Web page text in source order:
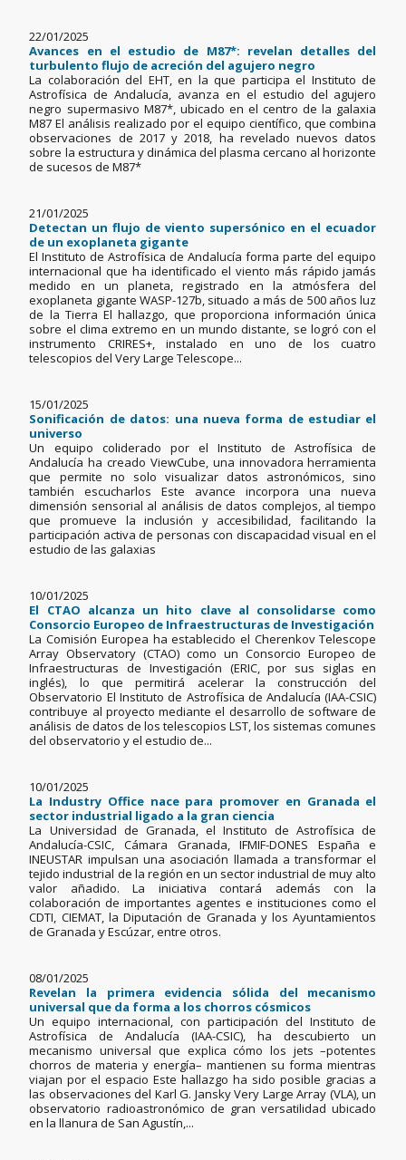
22/01/2025
Avances en el estudio de M87*: revelan detalles del
turbulento flujo de acreción del agujero negro
La colaboración del EHT, en la que participa el Instituto de
Astrofísica de Andalucía, avanza en el estudio del agujero
negro supermasivo M87*, ubicado en el centro de la galaxia
M87 El análisis realizado por el equipo científico, que combina
observaciones de 2017 y 2018, ha revelado nuevos datos
sobre la estructura y dinámica del plasma cercano al horizonte
de sucesos de M87*
21/01/2025
Detectan un flujo de viento supersónico en el ecuador
de un exoplaneta gigante
El Instituto de Astrofísica de Andalucía forma parte del equipo
internacional que ha identificado el viento más rápido jamás
medido en un planeta, registrado en la atmósfera del
exoplaneta gigante WASP-127b, situado a más de 500 años luz
de la Tierra El hallazgo, que proporciona información única
sobre el clima extremo en un mundo distante, se logró con el
instrumento CRIRES+, instalado en uno de los cuatro
telescopios del Very Large Telescope...
15/01/2025
Sonificación de datos: una nueva forma de estudiar el
universo
Un equipo coliderado por el Instituto de Astrofísica de
Andalucía ha creado ViewCube, una innovadora herramienta
que permite no solo visualizar datos astronómicos, sino
también escucharlos Este avance incorpora una nueva
dimensión sensorial al análisis de datos complejos, al tiempo
que promueve la inclusión y accesibilidad, facilitando la
participación activa de personas con discapacidad visual en el
estudio de las galaxias
10/01/2025
El CTAO alcanza un hito clave al consolidarse como
Consorcio Europeo de Infraestructuras de Investigación
La Comisión Europea ha establecido el Cherenkov Telescope
Array Observatory (CTAO) como un Consorcio Europeo de
Infraestructuras de Investigación (ERIC, por sus siglas en
inglés), lo que permitirá acelerar la construcción del
Observatorio El Instituto de Astrofísica de Andalucía (IAA-CSIC)
contribuye al proyecto mediante el desarrollo de software de
análisis de datos de los telescopios LST, los sistemas comunes
del observatorio y el estudio de...
10/01/2025
La Industry Office nace para promover en Granada el
sector industrial ligado a la gran ciencia
La Universidad de Granada, el Instituto de Astrofísica de
Andalucía-CSIC, Cámara Granada, IFMIF-DONES España e
INEUSTAR impulsan una asociación llamada a transformar el
tejido industrial de la región en un sector industrial de muy alto
valor añadido. La iniciativa contará además con la
colaboración de importantes agentes e instituciones como el
CDTI, CIEMAT, la Diputación de Granada y los Ayuntamientos
de Granada y Escúzar, entre otros.
08/01/2025
Revelan la primera evidencia sólida del mecanismo
universal que da forma a los chorros cósmicos
Un equipo internacional, con participación del Instituto de
Astrofísica de Andalucía (IAA-CSIC), ha descubierto un
mecanismo universal que explica cómo los jets –potentes
chorros de materia y energía– mantienen su forma mientras
viajan por el espacio Este hallazgo ha sido posible gracias a
las observaciones del Karl G. Jansky Very Large Array (VLA), un
observatorio radioastronómico de gran versatilidad ubicado
en la llanura de San Agustín,...